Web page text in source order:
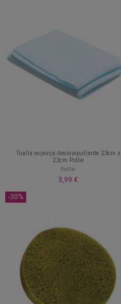
Toalla esponja desmaquillante 23cm x
23cm Pollie
Pollié
3,99 €
-30%